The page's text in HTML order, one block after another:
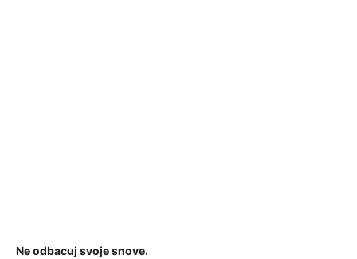
Ne odbacuj svoje snove.